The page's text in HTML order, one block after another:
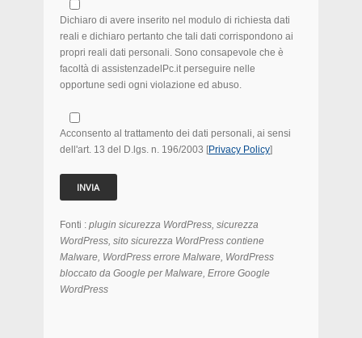
Dichiaro di avere inserito nel modulo di richiesta dati
reali e dichiaro pertanto che tali dati corrispondono ai
propri reali dati personali. Sono consapevole che è
facoltà di assistenzadelPc.it perseguire nelle
opportune sedi ogni violazione ed abuso.
Acconsento al trattamento dei dati personali, ai sensi
dell'art. 13 del D.lgs. n. 196/2003 [Privacy Policy]
Fonti : plugin sicurezza WordPress, sicurezza
WordPress, sito sicurezza WordPress contiene
Malware, WordPress errore Malware, WordPress
bloccato da Google per Malware, Errore Google
WordPress